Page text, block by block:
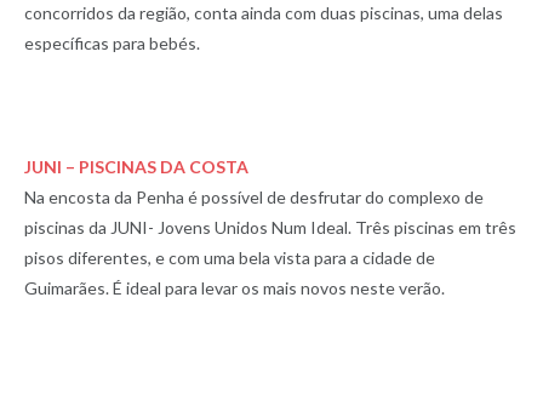
concorridos da região, conta ainda com duas piscinas, uma delas
específicas para bebés.
JUNI – PISCINAS DA COSTA
Na encosta da Penha é possível de desfrutar do complexo de
piscinas da JUNI- Jovens Unidos Num Ideal. Três piscinas em três
pisos diferentes, e com uma bela vista para a cidade de
Guimarães. É ideal para levar os mais novos neste verão.